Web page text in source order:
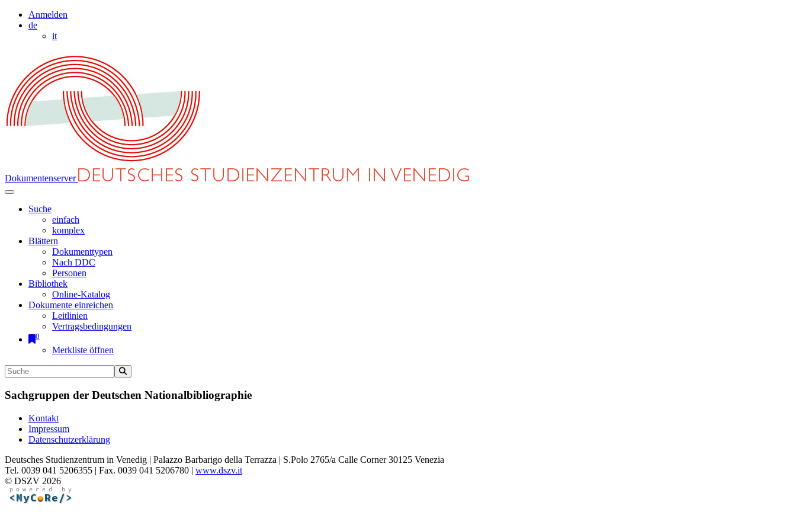
Anmelden
de
it
Dokumentenserver
Suche
einfach
komplex
Blättern
Dokumenttypen
Nach DDC
Personen
Bibliothek
Online-Katalog
Dokumente einreichen
Leitlinien
Vertragsbedingungen
0
Merkliste öffnen
Sachgruppen der Deutschen Nationalbibliographie
Kontakt
Impressum
Datenschutzerklärung
Deutsches Studienzentrum in Venedig | Palazzo Barbarigo della Terrazza | S.Polo 2765/a Calle Corner 30125 Venezia
Tel. 0039 041 5206355 | Fax. 0039 041 5206780 | www.dszv.it
© DSZV 2026